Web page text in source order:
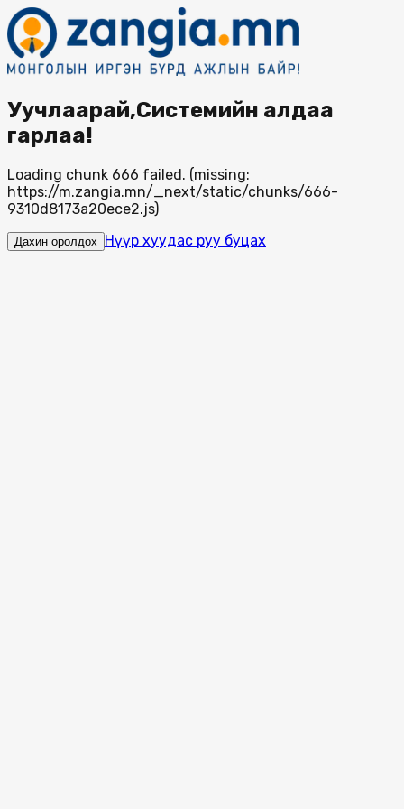
Уучлаарай,Системийн алдаа
гарлаа!
Loading chunk 666 failed. (missing:
https://m.zangia.mn/_next/static/chunks/666-
9310d8173a20ece2.js)
Дахин оролдох Нүүр хуудас руу буцах